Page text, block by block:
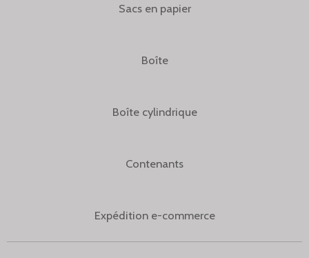
Sacs en papier
Boîte
Boîte cylindrique
Contenants
Expédition e-commerce